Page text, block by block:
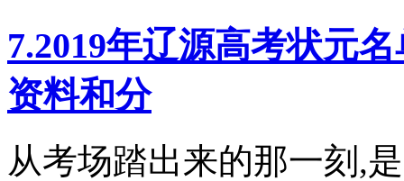
7.2019年辽源高考状元
资料和分
从考场踏出来的那一刻,